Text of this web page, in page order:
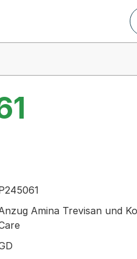
Geschäft
Amina Trevisan und